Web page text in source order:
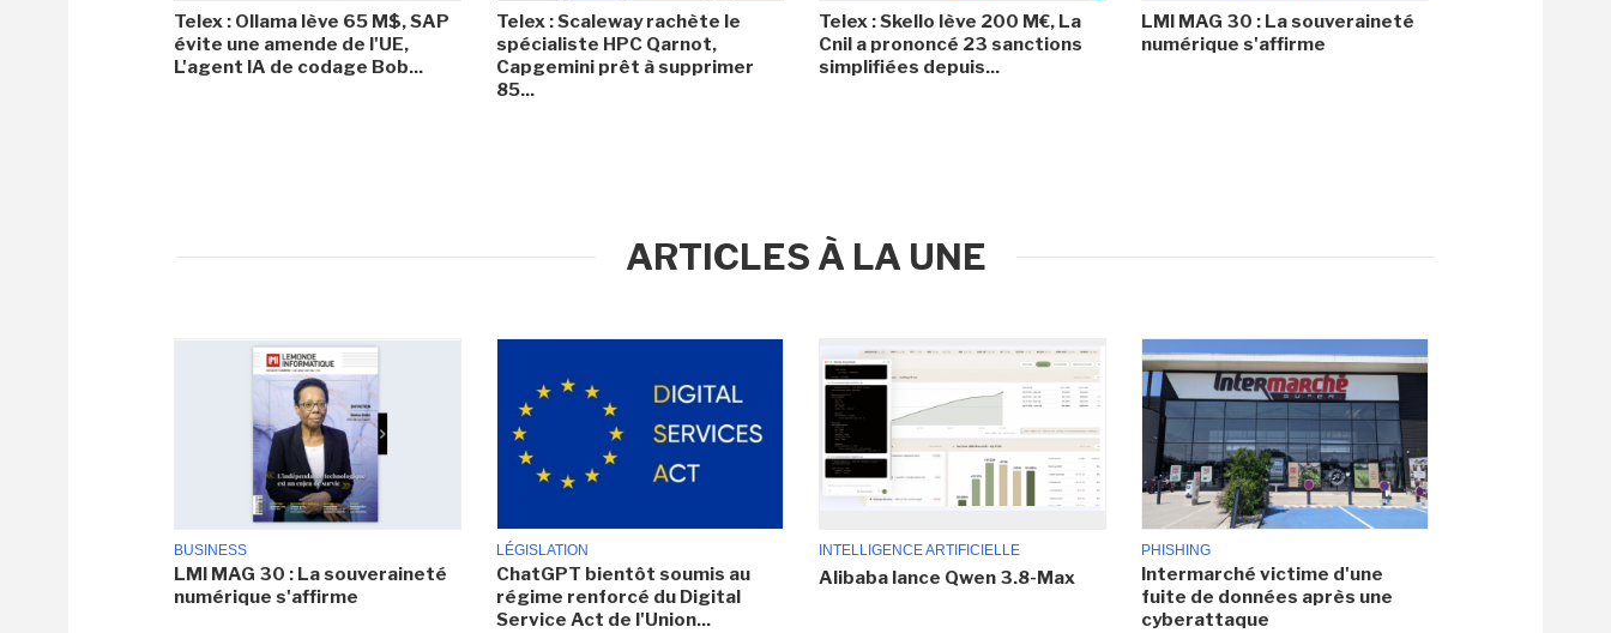
Telex : Ollama lève 65 M$, SAP
évite une amende de l'UE,
L'agent IA de codage Bob...
Telex : Scaleway rachète le
spécialiste HPC Qarnot,
Capgemini prêt à supprimer
85...
Telex : Skello lève 200 M€, La
Cnil a prononcé 23 sanctions
simplifiées depuis...
LMI MAG 30 : La souveraineté
numérique s'affirme
ARTICLES À LA UNE
BUSINESS
LMI MAG 30 : La souveraineté
numérique s'affirme
LÉGISLATION
ChatGPT bientôt soumis au
régime renforcé du Digital
Service Act de l'Union...
INTELLIGENCE ARTIFICIELLE
Alibaba lance Qwen 3.8-Max
PHISHING
Intermarché victime d'une
fuite de données après une
cyberattaque